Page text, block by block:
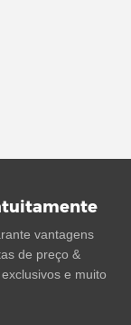
vantagens
de preço &
e muito